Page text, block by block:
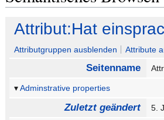
Navigation
springen
Suche
springen
Attribut:Hat
Attributgruppen ausblenden Attribute
Seitenname
Adminstrative properties
Zuletzt geändert 5.